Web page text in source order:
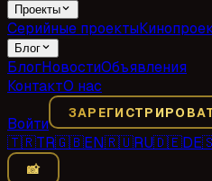
Проекты
Серийные проекты
Блог
БлогНовостиОбъявления
КонтактО нас
Войти
🇹🇷TR🇬🇧EN🇷🇺RU🇩🇪DE
📸